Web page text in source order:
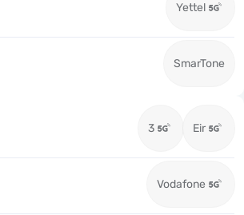
Yettel
SmarTone
3 Eir
Vodafone